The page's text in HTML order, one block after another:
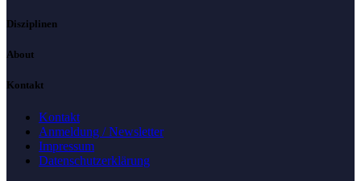
Disziplinen
About
Kontakt
Kontakt
Anmeldung / Newsletter
Impressum
Datenschutzerklärung